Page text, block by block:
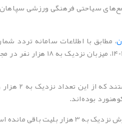
شرکت توسعه مجتمع‌های سیاحتی فرهنگی
، مطابق با اطلاعات سامانه تردد
شرکت توسعه مجتمع‌های سیاحتی فرهنگی ورزشی
مانده است.